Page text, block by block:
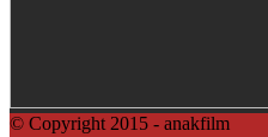
© Copyright 2015 - anakfilm